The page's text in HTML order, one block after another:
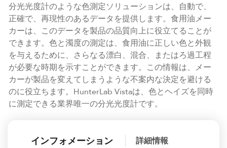
分光光度計のような色測定ソリューションは、自動で、
正確で、再現性のあるデータを提供します。食用油メー
カーは、このデータを製品の品質向上に役立てることが
できます。色と濁度の測定は、食用油に正しい色と外観
を与えるために、さらなる漂白、混合、またはろ過工程
が必要な時期を示すことができます。この情報は、メー
カーが製品を変えてしまうような不案内な決定を避ける
のに役立ちます。HunterLab Vistaは、色とヘイズを同時
に測定できる業界唯一の分光光度計です。
インフォメーション 詳細情報